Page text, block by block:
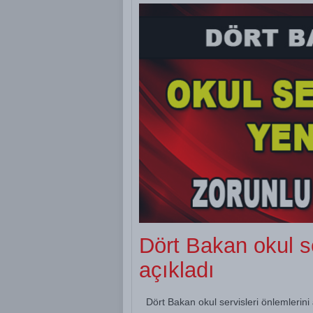
Dört Bakan okul
açıkladı
Dört Bakan okul servisleri önlemlerini